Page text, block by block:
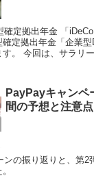
確定拠出年金 「
定拠出年金「企業型
。 今回は、サラリ
PayPayキャンペ
間の予想と注意
の振り返りと、第2